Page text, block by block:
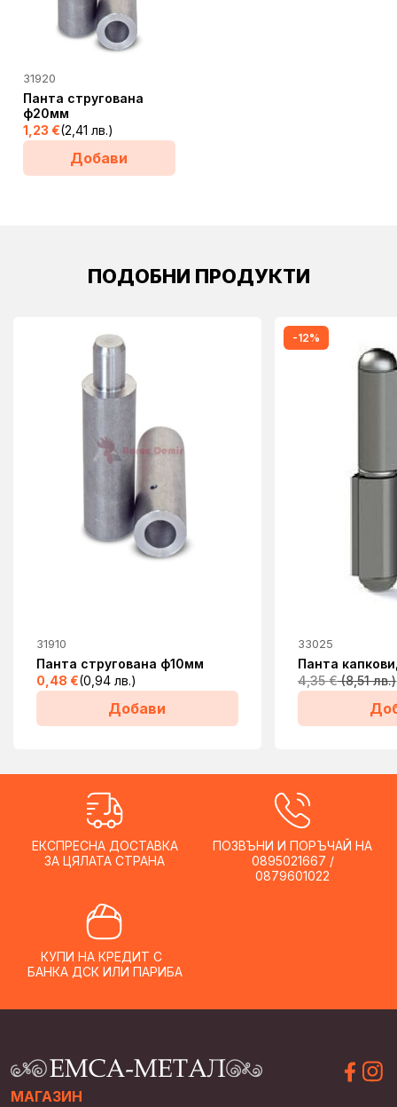
31920
Панта стругована
ф20мм
1,23 €(2,41 лв.)
Добави
ПОДОБНИ ПРОДУКТИ
31910
Панта стругована ф10мм
0,48 €(0,94 лв.)
Добави
-12%
33025
Панта
4,35€ (8,51 лв.)
ЕКСПРЕСНА ДОСТАВКА
ЗА ЦЯЛАТА СТРАНА
ПОЗВЪНИ И ПОРЪЧАЙ НА
0895021667 /
0879601022
КУПИ НА КРЕДИТ С
БАНКА ДСК ИЛИ ПАРИБА
МАГАЗИН